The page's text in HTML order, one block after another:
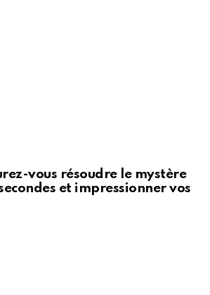
vous résoudre le mystère
et impressionner vos